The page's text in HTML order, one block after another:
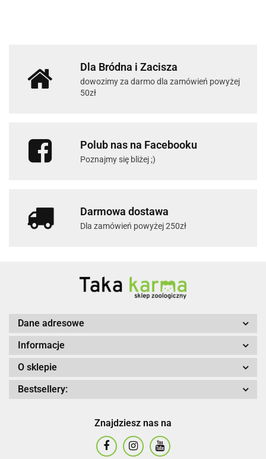
Dla Bródna i Zacisza
dowozimy za darmo dla zamówień powyżej
50zł
Polub nas na Facebooku
Poznajmy się bliżej ;)
Darmowa dostawa
Dla zamówień powyżej 250zł
Dane adresowe
Informacje
O sklepie
Bestsellery:
Znajdziesz nas na